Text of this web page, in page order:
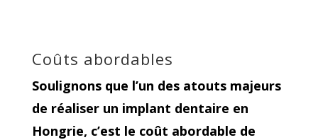
Coûts abordables
Soulignons que l’un des atouts majeurs
de réaliser un implant dentaire en
Hongrie, c’est le coût abordable de